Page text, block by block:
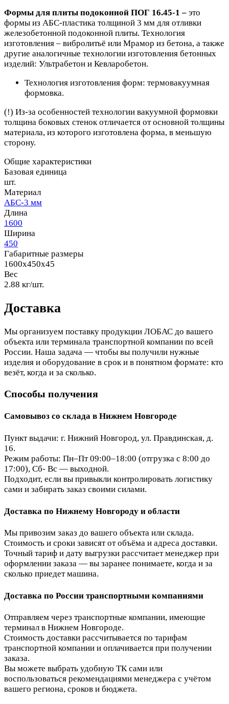
Формы для плиты подоконной ПОГ 16.45-1 – это
формы из АБС-пластика толщиной 3 мм для отливки
железобетонной подоконной плиты. Технология
изготовления – вибролитьё или Мрамор из бетона, а также
другие аналогичные технологии изготовления бетонных
изделий: Ультрабетон и Кевларобетон.
Технология изготовления форм: термовакуумная
формовка.
(!) Из-за особенностей технологии вакуумной формовки
толщина боковых стенок отличается от основной толщины
материала, из которого изготовлена форма, в меньшую
сторону.
Общие характеристики
Базовая единица
шт.
Материал
АБС-3 мм
Длина
1600
Ширина
450
Габаритные размеры
1600x450x45
Вес
2.88 кг/шт.
Доставка
Мы организуем поставку продукции ЛОБАС до вашего
объекта или терминала транспортной компании по всей
России. Наша задача — чтобы вы получили нужные
изделия и оборудование в срок и в понятном формате: кто
везёт, когда и за сколько.
Способы получения
Самовывоз со склада в Нижнем Новгороде
Пункт выдачи: г. Нижний Новгород, ул. Правдинская, д.
16.
Режим работы: Пн–Пт 09:00–18:00 (отгрузка с 8:00 до
17:00), Сб- Вс — выходной.
Подходит, если вы привыкли контролировать логистику
сами и забирать заказ своими силами.
Доставка по Нижнему Новгороду и области
Мы привозим заказ до вашего объекта или склада.
Стоимость и сроки зависят от объёма и адреса доставки.
Точный тариф и дату выгрузки рассчитает менеджер при
оформлении заказа — вы заранее понимаете, когда и за
сколько приедет машина.
Доставка по России транспортными компаниями
Отправляем через транспортные компании, имеющие
терминал в Нижнем Новгороде.
Стоимость доставки рассчитывается по тарифам
транспортной компании и оплачивается при получении
заказа.
Вы можете выбрать удобную ТК сами или
воспользоваться рекомендациями менеджера с учётом
вашего региона, сроков и бюджета.